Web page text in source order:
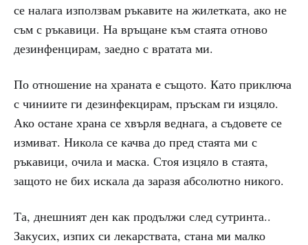
се налага използвам ръкавите на жилетката, ако не
съм с ръкавици. На връщане към стаята отново
дезинфенцирам, заедно с вратата ми.
По отношение на храната е същото. Като приключа
с чиниите ги дезинфекцирам, пръскам ги изцяло.
Ако остане храна се хвърля веднага, а съдовете се
измиват. Никола се качва до пред стаята ми с
ръкавици, очила и маска. Стоя изцяло в стаята,
защото не бих искала да заразя абсолютно никого.
Та, днешният ден как продължи след сутринта..
Закусих, изпих си лекарствата, стана ми малко